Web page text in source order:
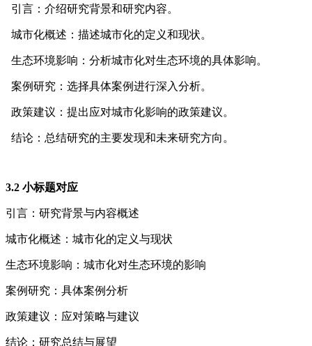
引言：介绍研究背景和研究内容。
城市化概述：描述城市化的定义和现状。
生态环境影响：分析城市化对生态环境的具体影响。
案例研究：选择具体案例进行深入分析。
政策建议：提出应对城市化影响的政策建议。
结论：总结研究的主要发现和未来研究方向。
3.2 小标题对应
引言：研究背景与内容概述
城市化概述：城市化的定义与现状
生态环境影响：城市化对生态环境的影响
案例研究：具体案例分析
政策建议：应对策略与建议
结论：研究总结与展望